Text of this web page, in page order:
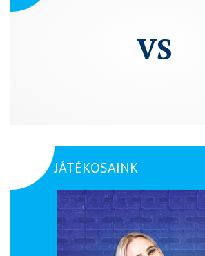
VS
JÁTÉKOSAINK